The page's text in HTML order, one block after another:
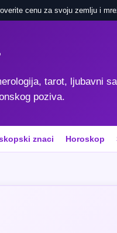
cenu za svoju zemlju i
tarot, ljubavni
poziva.
znaci Horoskop